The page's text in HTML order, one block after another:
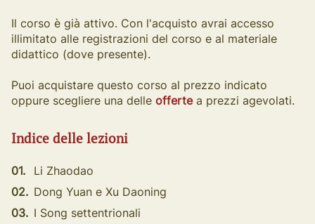
Il corso è già attivo. Con l'acquisto avrai accesso
illimitato alle registrazioni del corso e al materiale
didattico (dove presente).
Puoi acquistare questo corso al prezzo indicato
oppure scegliere una delle offertea prezzi agevolati.
Indice delle lezioni
01.
Li Zhaodao
02. Dong Yuan e Xu Daoning
03. I Song settentrionali